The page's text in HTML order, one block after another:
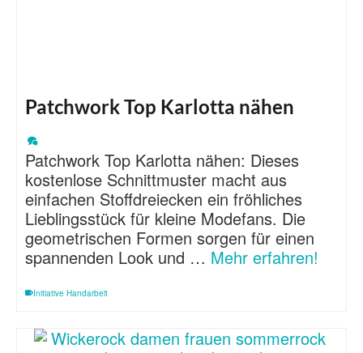
Patchwork Top Karlotta nähen
Patchwork Top Karlotta nähen: Dieses
kostenlose Schnittmuster macht aus
einfachen Stoffdreiecken ein fröhliches
Lieblingsstück für kleine Modefans. Die
geometrischen Formen sorgen für einen
spannenden Look und … Mehr erfahren!
Initiative Handarbeit